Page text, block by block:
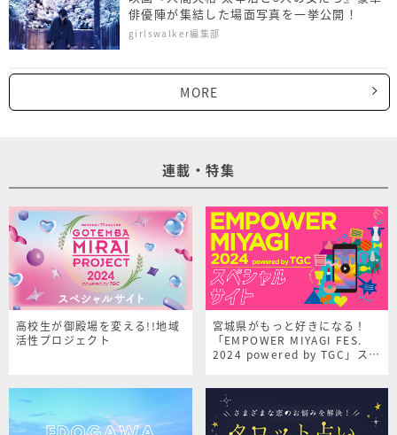
俳優陣が集結した場面写真を一挙公開！
girlswalker編集部
MORE
連載・特集
高校生が御殿場を変える!!地域
活性プロジェクト
宮城県がもっと好きになる！
「EMPOWER MIYAGI FES.
2024 powered by TGC」スペ